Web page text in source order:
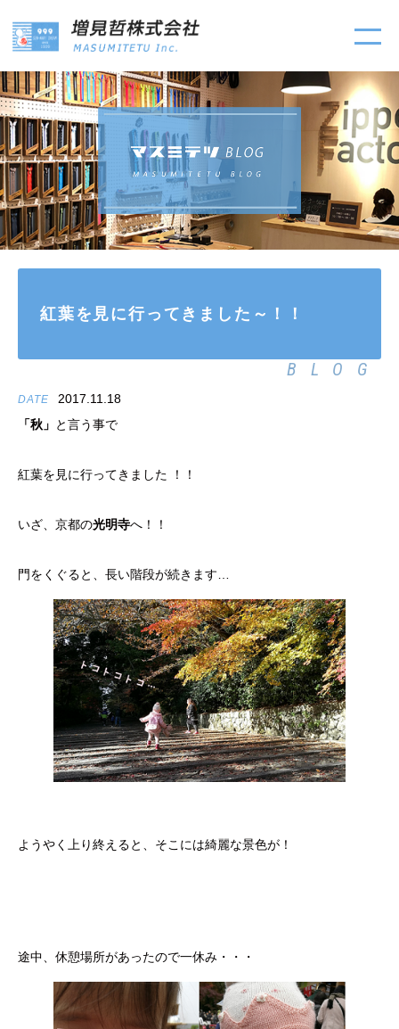
紅葉を見に行ってきました～！！
BLOG
DATE
2017.11.18
「秋」 と言う事で
紅葉を見に行ってきました ！！
いざ、京都の光明寺へ！！
門をくぐると、長い階段が続きます…
ようやく上り終えると、そこには綺麗な景色が！
途中、休憩場所があったので一休み・・・